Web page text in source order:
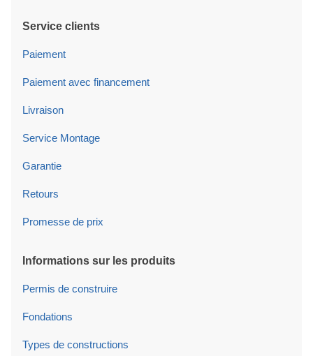
Service clients
Paiement
Paiement avec financement
Livraison
Service Montage
Garantie
Retours
Promesse de prix
Informations sur les produits
Permis de construire
Fondations
Types de constructions